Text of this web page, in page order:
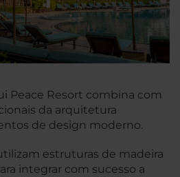
Peace Resort combina com
da arquitetura
de design moderno.
estruturas de madeira
integrar com sucesso a